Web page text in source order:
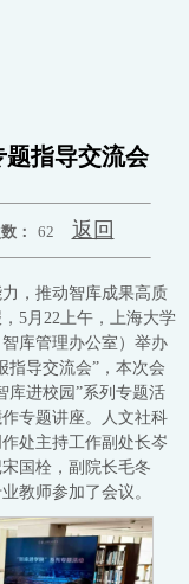
指导交流会
： 62 返回
，推动智库成果高质
5月22上午，上海大学
库管理办公室）举办
指导交流会”，本次会
库进校园”系列专题活
专题讲座。人文社科
处主持工作副处长岑
国栓，副院长毛冬
教师参加了会议。